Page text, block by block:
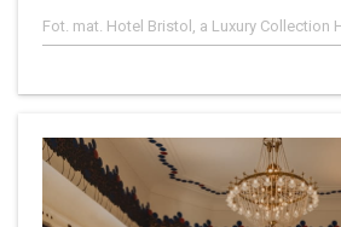
Fot. mat. Hotel Bristol, a Luxury Collection